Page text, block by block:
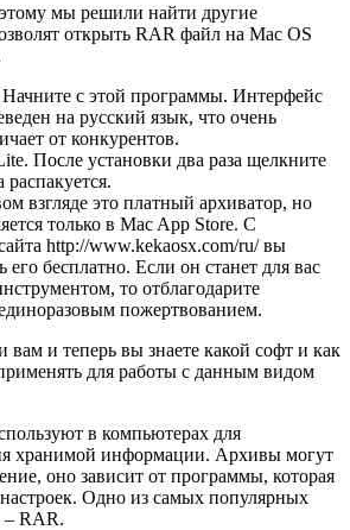
мы решили найти другие
открыть RAR файл на Mac OS
с этой программы. Интерфейс
на русский язык, что очень
от конкурентов.
После установки два раза щелкните
взгляде это платный архиватор, но
только в Mac App Store. С
http://www.kekaosx.com/ru/ вы
его бесплатно. Если он станет для вас
то отблагодарите
пожертвованием.
и теперь вы знаете какой софт и как
для работы с данным видом
в компьютерах для
хранимой информации. Архивы могут
оно зависит от программы, которая
настроек. Одно из самых популярных
– RAR.